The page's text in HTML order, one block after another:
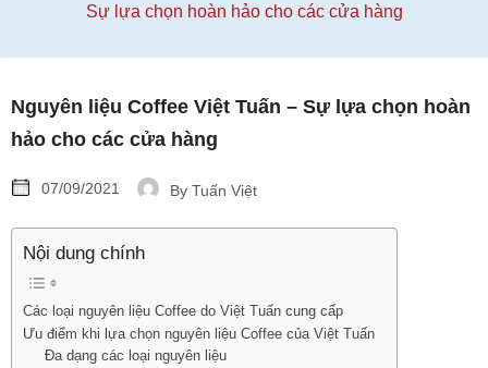
Sự lựa chọn hoàn hảo cho các cửa hàng
Nguyên liệu Coffee Việt Tuấn – Sự lựa chọn hoàn
hảo cho các cửa hàng
07/09/2021 By Tuấn Việt
Nội dung chính
Các loại nguyên liệu Coffee do Việt Tuấn cung cấp
Ưu điểm khi lựa chọn nguyên liệu Coffee của Việt Tuấn
Đa dạng các loại nguyên liệu